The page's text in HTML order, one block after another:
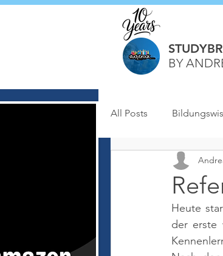
BY
All Posts
Heute
der erste